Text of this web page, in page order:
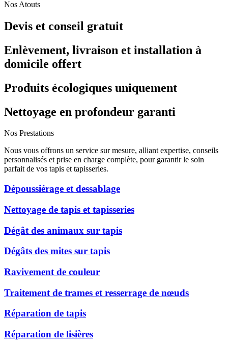
Nos Atouts
Devis et conseil gratuit
Enlèvement, livraison et installation à
domicile offert
Produits écologiques uniquement
Nettoyage en profondeur garanti
Nos Prestations
Nous vous offrons un service sur mesure, alliant expertise, conseils
personnalisés et prise en charge complète, pour garantir le soin
parfait de vos tapis et tapisseries.
Dépoussiérage et dessablage
Nettoyage de tapis et tapisseries
Dégât des animaux sur tapis
Dégâts des mites sur tapis
Ravivement de couleur
Traitement de trames et resserrage de nœuds
Réparation de tapis
Réparation de lisières